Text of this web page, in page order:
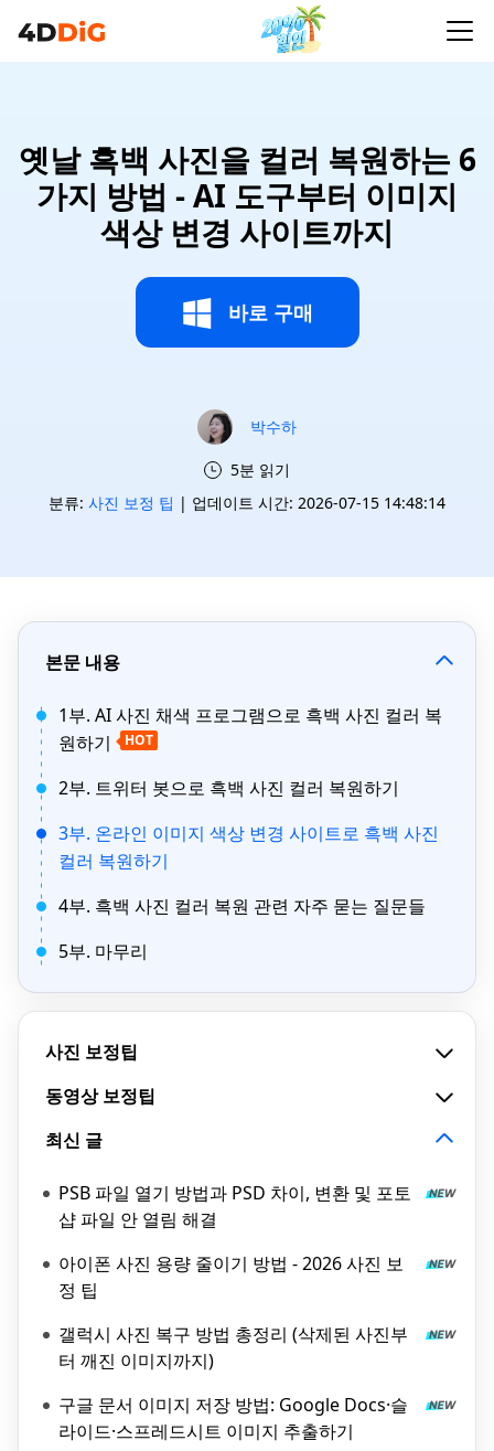
옛날 흑백 사진을 컬러 복원하는 6
가지 방법 - AI 도구부터 이미지
색상 변경 사이트까지
바로 구매
박수하
5분 읽기
분류: 사진 보정 팁 | 업데이트 시간: 2026-07-15 14:48:14
본문 내용
1부. AI 사진 채색 프로그램으로 흑백 사진 컬러 복
원하기
HOT
2부. 트위터 봇으로 흑백 사진 컬러 복원하기
3부. 온라인 이미지 색상 변경 사이트로 흑백 사진
컬러 복원하기
4부. 흑백 사진 컬러 복원 관련 자주 묻는 질문들
5부. 마무리
사진 보정팁
동영상 보정팁
최신 글
PSB 파일 열기 방법과 PSD 차이, 변환 및 포토
샵 파일 안 열림 해결
아이폰 사진 용량 줄이기 방법 - 2026 사진 보
정 팁
갤럭시 사진 복구 방법 총정리 (삭제된 사진부
터 깨진 이미지까지)
구글 문서 이미지 저장 방법: Google Docs·슬
라이드·스프레드시트 이미지 추출하기